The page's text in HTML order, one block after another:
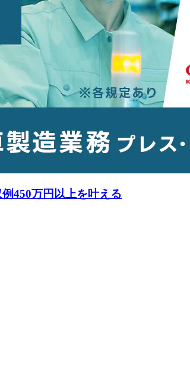
450万円以上を叶える